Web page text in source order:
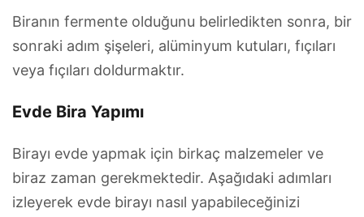
Biranın fermente olduğunu belirledikten sonra, bir
sonraki adım şişeleri, alüminyum kutuları, fıçıları
veya fıçıları doldurmaktır.
Evde Bira Yapımı
Birayı evde yapmak için birkaç malzemeler ve
biraz zaman gerekmektedir. Aşağıdaki adımları
izleyerek evde birayı nasıl yapabileceğinizi